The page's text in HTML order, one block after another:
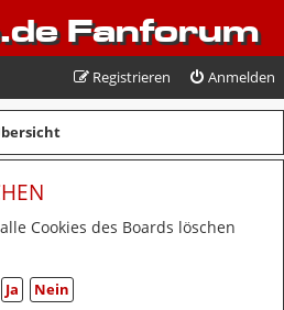
Fanforum
Anmelden
Registrieren
Cookies des Boards löschen